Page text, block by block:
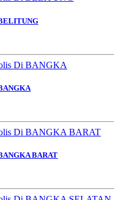
BARAT